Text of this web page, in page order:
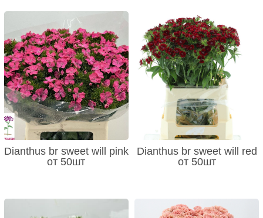
Dianthus br sweet will pink
от 50шт
Dianthus br sweet will red
от 50шт